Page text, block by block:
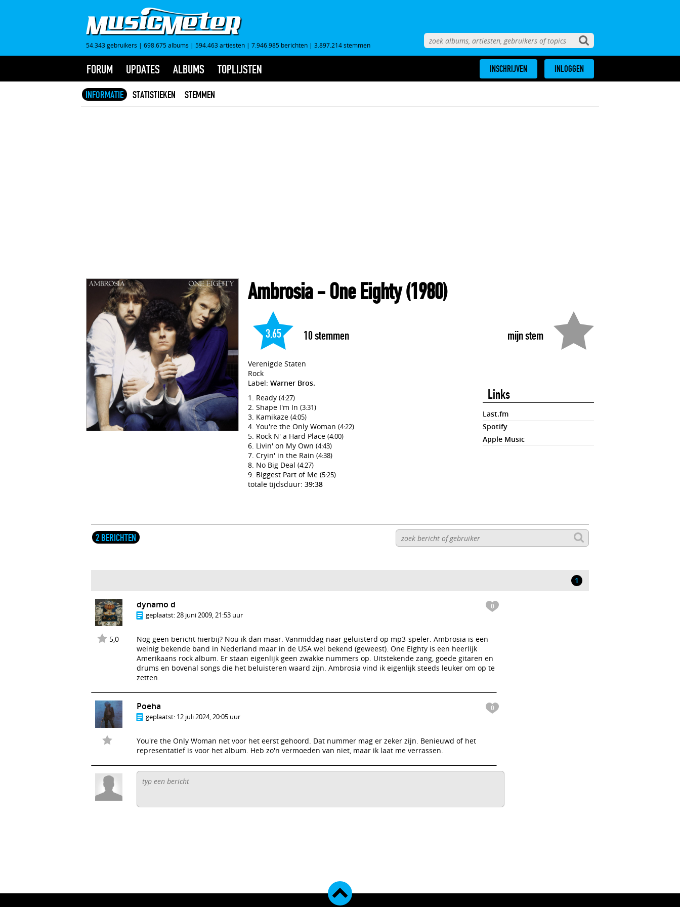
54.343 gebruikers | 698.675 albums | 594.463 artiesten | 7.946.985 berichten | 3.897.214 stemmen
FORUM UPDATES ALBUMS TOPLIJSTEN INSCHRIJVEN INLOGGEN
INFORMATIE STATISTIEKEN STEMMEN
Ambrosia- One Eighty(1980)
mijn stem
3,65 10stemmen
Verenigde Staten
Rock
Label: Warner Bros.
Ready (4:27)
Shape I'm In (3:31)
Kamikaze (4:05)
You're the Only Woman (4:22)
Rock N' a Hard Place (4:00)
Livin' on My Own (4:43)
Cryin' in the Rain (4:38)
No Big Deal (4:27)
Biggest Part of Me (5:25)
totale tijdsduur: 39:38
Links
Last.fm
Spotify
Apple Music
2 BERICHTEN
1
5,0
0
dynamo d
geplaatst:28 juni 2009, 21:53 uur
Nog geen bericht hierbij? Nou ik dan maar. Vanmiddag naar geluisterd op mp3-speler. Ambrosia is een
weinig bekende band in Nederland maar in de USA wel bekend (geweest). One Eighty is een heerlijk
Amerikaans rock album. Er staan eigenlijk geen zwakke nummers op. Uitstekende zang, goede gitaren en
drums en bovenal songs die het beluisteren waard zijn. Ambrosia vind ik eigenlijk steeds leuker om op te
zetten.
0
Poeha
geplaatst: 12 juli 2024, 20:05 uur
You're the Only Woman net voor het eerst gehoord. Dat nummer mag er zeker zijn. Benieuwd of het
representatief is voor het album. Heb zo'n vermoeden van niet, maar ik laat me verrassen.